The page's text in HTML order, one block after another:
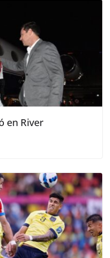
en River